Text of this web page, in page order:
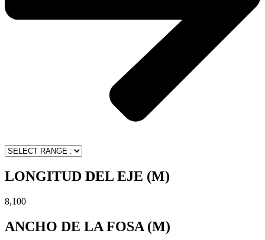
LONGITUD DEL EJE (M)
8,100
ANCHO DE LA FOSA (M)